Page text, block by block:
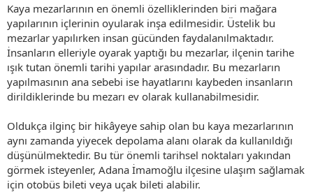
Kaya mezarlarının en önemli özelliklerinden biri mağara
yapılarının içlerinin oyularak inşa edilmesidir. Üstelik bu
mezarlar yapılırken insan gücünden faydalanılmaktadır.
İnsanların elleriyle oyarak yaptığı bu mezarlar, ilçenin tarihe
ışık tutan önemli tarihi yapılar arasındadır. Bu mezarların
yapılmasının ana sebebi ise hayatlarını kaybeden insanların
dirildiklerinde bu mezarı ev olarak kullanabilmesidir.
Oldukça ilginç bir hikâyeye sahip olan bu kaya mezarlarının
aynı zamanda yiyecek depolama alanı olarak da kullanıldığı
düşünülmektedir. Bu tür önemli tarihsel noktaları yakından
görmek isteyenler, Adana İmamoğlu ilçesine ulaşım sağlamak
için otobüs bileti veya uçak bileti alabilir.